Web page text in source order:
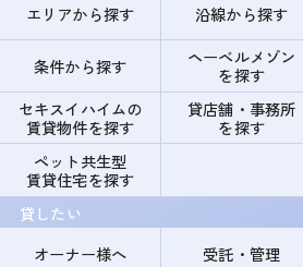
エリアから探す
沿線から探す
条件から探す
ヘーベルメゾン
を探す
セキスイハイムの
賃貸物件を探す
貸店舗・事務所
を探す
ペット共生型
賃貸住宅を探す
貸したい
オーナー様へ
受託・管理